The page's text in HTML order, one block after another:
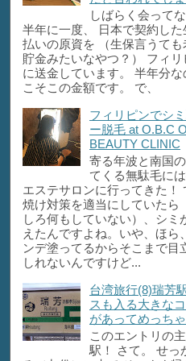
しばらく会って
半年に一度、 日本で契約し
払いの原資を （生保言うて
貯金みたいなやつ？） フィ
に送金しています。 半年分
こそこの金額です。 で、
フィリピンでシ
ー脱毛 at O.B.C
BEAUTY CLINIC
寄る年波と南国
てくる無駄毛に
エステサロンに行ってきた！
焼け対策を適当にしていたら
しろ何もしていない）、シミ
えたんですよね。いや、ほら
ンデ塗ってるからそこまで目
しれないんですけど...
台湾旅行(8)瑞芳
スも入る大きな
があってめっち
このエントリの
駅！ さて。 せっ